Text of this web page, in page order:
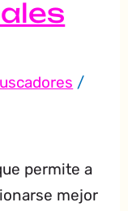
/
permite a
mejor